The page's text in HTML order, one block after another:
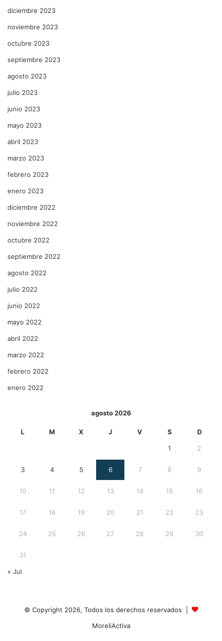
diciembre 2023
noviembre 2023
octubre 2023
septiembre 2023
agosto 2023
julio 2023
junio 2023
mayo 2023
abril 2023
marzo 2023
febrero 2023
enero 2023
diciembre 2022
noviembre 2022
octubre 2022
septiembre 2022
agosto 2022
julio 2022
junio 2022
mayo 2022
abril 2022
marzo 2022
febrero 2022
enero 2022
agosto 2026
L M X J V S D
1 2
3 4 5 6 7 8 9
10 11 12 13 14 15 16
17 18 19 20 21 22 23
24 25 26 27 28 29 30
31
« Jul
© Copyright 2026, Todos los derechos reservados |
MoreliActiva